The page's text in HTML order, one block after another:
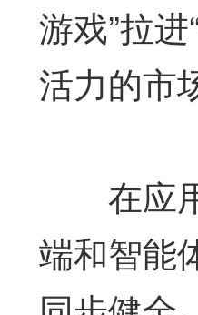
游戏”拉
活力的市
在应用
端和智能